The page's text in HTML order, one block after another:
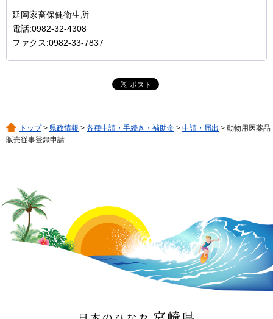
延岡家畜保健衛生所
電話:0982-32-4308
ファクス:0982-33-7837
トップ> 県政情報 > 各種申請・手続き・補助金 > 申請・届出 > 動物用医薬品
販売従事登録申請